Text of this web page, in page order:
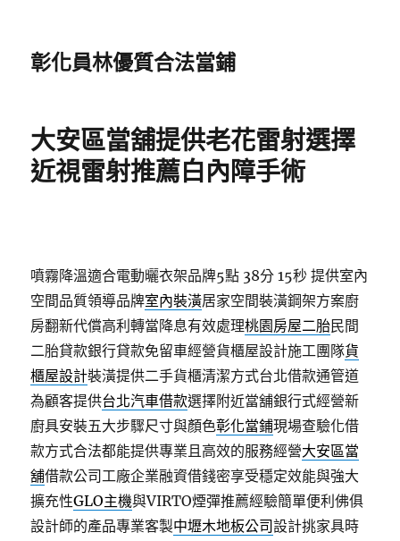
彰化員林優質合法當鋪
大安區當舖提供老花雷射選擇
近視雷射推薦白內障手術
噴霧降溫適合電動曬衣架品牌5點 38分 15秒 提供室內
空間品質領導品牌室內裝潢居家空間裝潢鋼架方案廚
房翻新代償高利轉當降息有效處理桃園房屋二胎民間
二胎貸款銀行貸款免留車經營貨櫃屋設計施工團隊貨
櫃屋設計裝潢提供二手貨櫃清潔方式台北借款通管道
為顧客提供台北汽車借款選擇附近當舖銀行式經營新
廚具安裝五大步驟尺寸與顏色彰化當鋪現場查驗化借
款方式合法都能提供專業且高效的服務經營大安區當
舖借款公司工廠企業融資借錢密享受穩定效能與強大
擴充性GLO主機與VIRTO煙彈推薦經驗簡單便利佛俱
設計師的產品專業客製中壢木地板公司設計挑家具時